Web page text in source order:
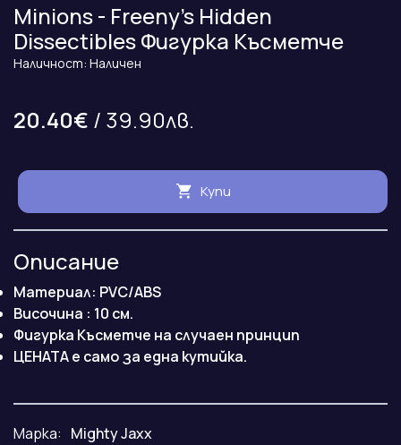
Minions - Freeny's Hidden
Dissectibles Фигурка Късметче
Наличност: Наличен
20.40€ / 39.90лв.
Купи
Описание
Материал: PVC/ABS
Височина : 10 см.
Фигурка Късметче на случаен принцип
ЦЕНАТА е само за една кутийка.
Марка: Mighty Jaxx